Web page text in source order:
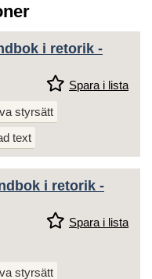
i retorik -
Spara i lista
styrsätt
text
i retorik -
Spara i lista
styrsätt